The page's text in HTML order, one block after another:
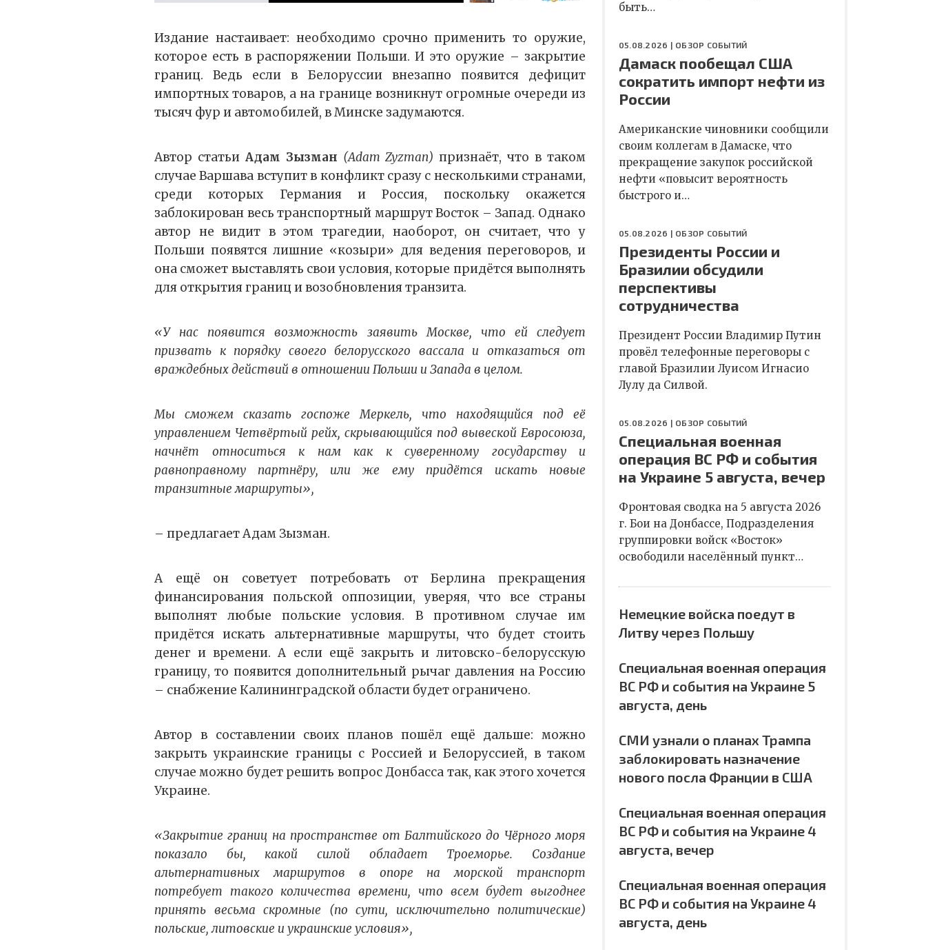
Издание настаивает: необходимо срочно применить то оружие,
которое есть в распоряжении Польши. И это оружие – закрытие
границ. Ведь если в Белоруссии внезапно появится дефицит
импортных товаров, а на границе возникнут огромные очереди из
тысяч фур и автомобилей, в Минске задумаются.
Автор статьи Адам Зызман (Adam Zyzman)признаёт, что в таком
случае Варшава вступит в конфликт сразу с несколькими странами,
среди которых Германия и Россия, поскольку окажется
заблокирован весь транспортный маршрут Восток – Запад. Однако
автор не видит в этом трагедии, наоборот, он считает, что у
Польши появятся лишние «козыри» для ведения переговоров, и
она сможет выставлять свои условия, которые придётся выполнять
для открытия границ и возобновления транзита.
«У нас появится возможность заявить Москве, что ей следует
призвать к порядку своего белорусского вассала и отказаться от
враждебных действий в отношении Польши и Запада в целом.
Мы сможем сказать госпоже Меркель, что находящийся под её
управлением Четвёртый рейх, скрывающийся под вывеской Евросоюза,
начнёт относиться к нам как к суверенному государству и
равноправному партнёру, или же ему придётся искать новые
транзитные маршруты»,
– предлагает Адам Зызман.
А ещё он советует потребовать от Берлина прекращения
финансирования польской оппозиции, уверяя, что все страны
выполнят любые польские условия. В противном случае им
придётся искать альтернативные маршруты, что будет стоить
денег и времени. А если ещё закрыть и литовско-белорусскую
границу, то появится дополнительный рычаг давления на Россию
– снабжение Калининградской области будет ограничено.
Автор в составлении своих планов пошёл ещё дальше: можно
закрыть украинские границы с Россией и Белоруссией, в таком
случае можно будет решить вопрос Донбасса так, как этого хочется
Украине.
«Закрытие границ на пространстве от Балтийского до Чёрного моря
показало бы, какой силой обладает Троеморье. Создание
альтернативных маршрутов в опоре на морской транспорт
потребует такого количества времени, что всем будет выгоднее
принять весьма скромные (по сути, исключительно политические)
польские, литовские и украинские условия»,
быть…
05.08.2026 | ОБЗОР СОБЫТИЙ
Дамаск пообещал США
сократить импорт нефти из
России
Американские чиновники сообщили
своим коллегам в Дамаске, что
прекращение закупок российской
нефти «повысит вероятность
быстрого и…
05.08.2026 | ОБЗОР СОБЫТИЙ
Президенты России и
Бразилии обсудили
перспективы
сотрудничества
Президент России Владимир Путин
провёл телефонные переговоры с
главой Бразилии Луисом Игнасио
Лулу да Силвой.
05.08.2026 | ОБЗОР СОБЫТИЙ
Специальная военная
операция ВС РФ и события
на Украине 5 августа, вечер
Фронтовая сводка на 5 августа 2026
г. Бои на Донбассе, Подразделения
группировки войск «Восток»
освободили населённый пункт…
Немецкие войска поедут в
Литву через Польшу
Специальная военная операция
ВС РФ и события на Украине 5
августа, день
СМИ узнали о планах Трампа
заблокировать назначение
нового посла Франции в США
Специальная военная операция
ВС РФ и события на Украине 4
августа, вечер
Специальная военная операция
ВС РФ и события на Украине 4
августа, день